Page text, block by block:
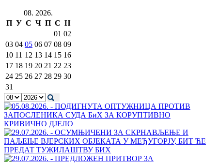
08. 2026.
П У С Ч П С Н
01 02
03 04 05 06 07 08 09
10 11 12 13 14 15 16
17 18 19 20 21 22 23
24 25 26 27 28 29 30
31